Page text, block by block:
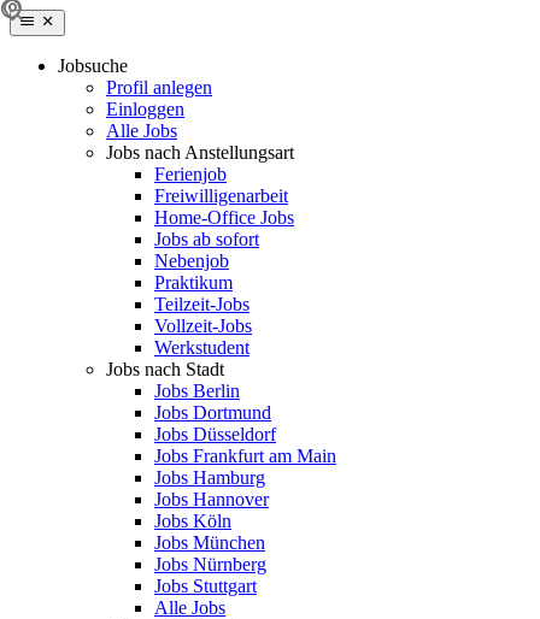
Jobsuche
Profil anlegen
Einloggen
Alle Jobs
Jobs nach Anstellungsart
Ferienjob
Freiwilligenarbeit
Home-Office Jobs
Jobs ab sofort
Nebenjob
Praktikum
Teilzeit-Jobs
Vollzeit-Jobs
Werkstudent
Jobs nach Stadt
Jobs Berlin
Jobs Dortmund
Jobs Düsseldorf
Jobs Frankfurt am Main
Jobs Hamburg
Jobs Hannover
Jobs Köln
Jobs München
Jobs Nürnberg
Jobs Stuttgart
Alle Jobs